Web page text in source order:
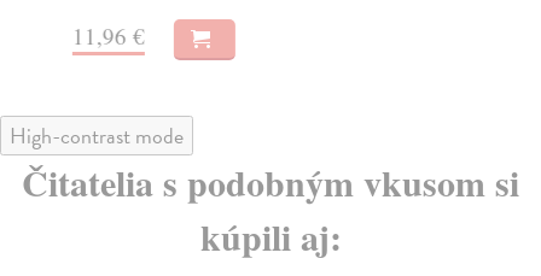
11,96 €
High-contrast mode
Čitatelia s podobným vkusom si
kúpili aj: